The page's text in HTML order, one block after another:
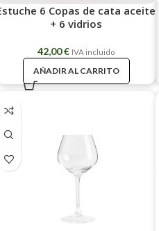
6 Copas de cata aceite
+ 6 vidrios
42,00€ IVA incluido
AÑADIR AL CARRITO